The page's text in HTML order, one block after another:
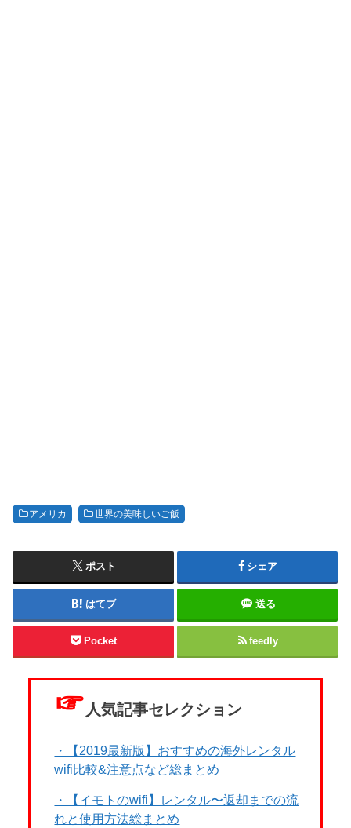
アメリカ 世界の美味しいご飯
ポスト シェア
はてブ 送る
Pocket feedly
☞人気記事セレクション
・【2019最新版】おすすめの海外レンタル
wifi比較&注意点など総まとめ
・【イモトのwifi】レンタル〜返却までの流
れと使用方法総まとめ